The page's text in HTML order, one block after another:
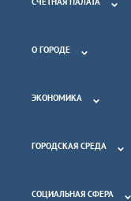
О ГОРОДЕ
ЭКОНОМИКА
ГОРОДСКАЯ СРЕДА
СОЦИАЛЬНАЯ СФЕРА